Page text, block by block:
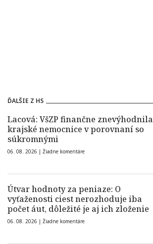
ĎALŠIE Z HS
Lacová: VšZP finančne znevýhodnila
krajské nemocnice v porovnaní so
súkromnými
06. 08. 2026 | Žiadne komentáre
Útvar hodnoty za peniaze: O
vyťaženosti ciest nerozhoduje iba
počet áut, dôležité je aj ich zloženie
06. 08. 2026 | Žiadne komentáre